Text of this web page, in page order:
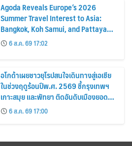
Agoda Reveals Europe’s 2026
Summer Travel Interest to Asia:
Bangkok, Koh Samui, and Pattaya
Among the Top Cities
6 ส.ค. 69 17:02
อโกด้าเผยชาวยุโรปสนใจเดินทางสู่เอเชีย
ในช่วงฤดูร้อนปีพ.ศ. 2569 ชี้กรุงเทพฯ
เกาะสมุย และพัทยา ติดอันดับเมืองยอด
นิยม6 ส.ค. 69 17:00